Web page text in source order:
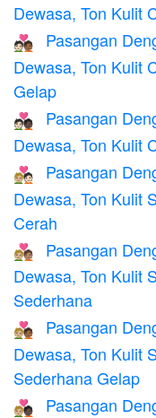
Dewasa, Ton Kulit
🧑🏻‍❤️‍🧑🏾
Pasangan
Dewasa, Ton Kulit
Gelap
🧑🏻‍❤️‍🧑🏿
Pasangan
Dewasa, Ton Kulit
🧑🏼‍❤️‍🧑🏻
Pasangan
Dewasa, Ton Kulit
Cerah
🧑🏼‍❤️‍🧑🏽
Pasangan
Dewasa, Ton Kulit
Sederhana
🧑🏼‍❤️‍🧑🏾
Pasangan
Dewasa, Ton Kulit
Sederhana Gelap
🧑🏼‍❤️‍🧑🏿
Pasangan